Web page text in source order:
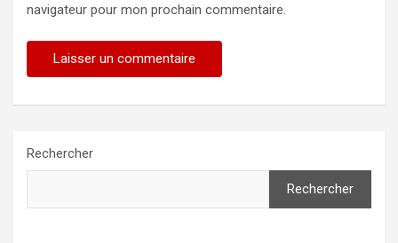
navigateur pour mon prochain commentaire.
Rechercher
Rechercher